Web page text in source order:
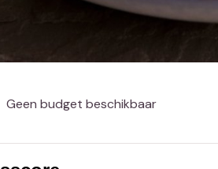
Geen budget beschikbaar